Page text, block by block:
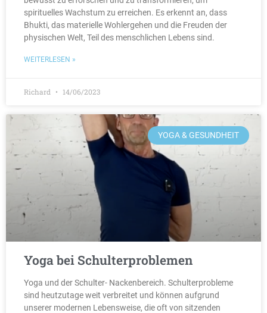
spirituelles Wachstum zu erreichen. Es erkennt an, dass
Bhukti, das materielle Wohlergehen und die Freuden der
physischen Welt, Teil des menschlichen Lebens sind.
WEITERLESEN »
Richard 14/06/2023
YOGA & GESUNDHEIT
Yoga bei Schulterproblemen
Yoga und der Schulter- Nackenbereich. Schulterprobleme
sind heutzutage weit verbreitet und können aufgrund
unserer modernen Lebensweise, die oft von sitzenden